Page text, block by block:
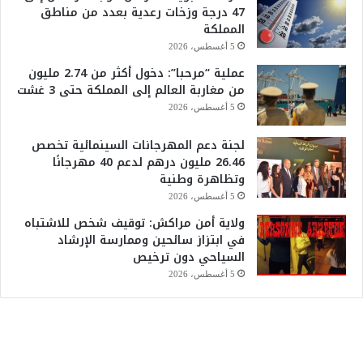
47 درجة وزخات رعدية بعدد من مناطق
المملكة
5 أغسطس، 2026
عملية “مرحبا”: دخول أكثر من 2.74 مليون
من مغاربة العالم إلى المملكة حتى 3 غشت
5 أغسطس، 2026
لجنة دعم المهرجانات السينمائية تخصص
26.46 مليون درهم لدعم 40 مهرجانًا
وتظاهرة وطنية
5 أغسطس، 2026
ولاية أمن مراكش: توقيف شخص للاشتباه
في ابتزاز سائحين وممارسة الإرشاد
السياحي دون ترخيص
5 أغسطس، 2026